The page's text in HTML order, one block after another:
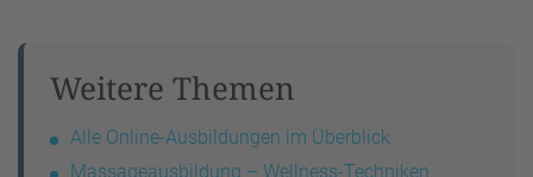
Weitere Themen
Alle Online-Ausbildungen im Überblick
Massageausbildung – Wellness-Techniken